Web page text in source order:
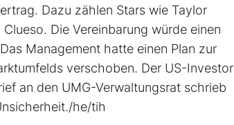
Dazu zählen Stars wie Taylor
Die Vereinbarung würde einen
Management hatte einen Plan zur
verschoben. Der US-Investor
an den UMG-Verwaltungsrat schrieb
he/tih